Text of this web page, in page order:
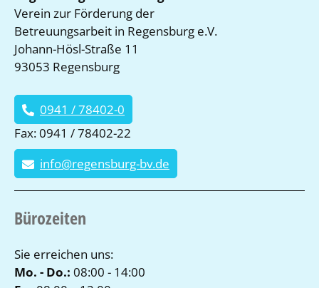
Verein zur Förderung der
Betreuungsarbeit in Regensburg e.V.
Johann-Hösl-Straße 11
93053 Regensburg
0941 / 78402-0
Fax: 0941 / 78402-22
info@regensburg-bv.de
Bürozeiten
Sie erreichen uns:
Mo. - Do.: 08:00 - 14:00